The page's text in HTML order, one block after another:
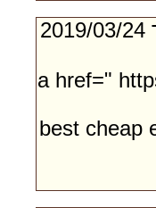
- מאת:‏ q8t8u9f7*. ‏ נשלח בתאריך ‏24/‏03/‏2019
<a href="
best cheap